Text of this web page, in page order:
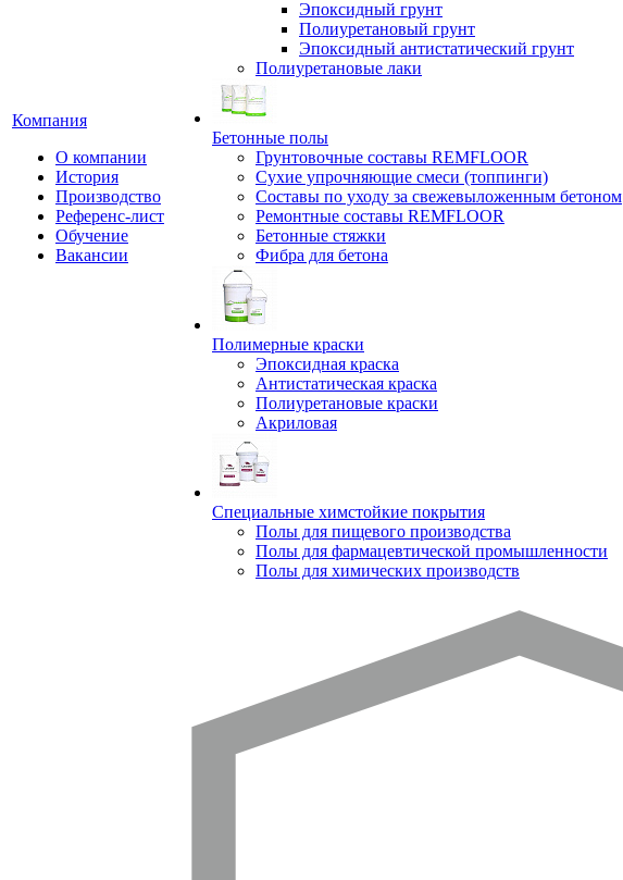
Компания
О компании
История
Производство
Референс-лист
Обучение
Вакансии
Эпоксидный грунт
Полиуретановый грунт
Эпоксидный антистатический грунт
Полиуретановые лаки
Бетонные полы
Грунтовочные составы REMFLOOR
Сухие упрочняющие смеси (топпинги)
Составы по уходу за свежевыложенным бетоном
Ремонтные составы REMFLOOR
Бетонные стяжки
Фибра для бетона
Полимерные краски
Эпоксидная краска
Антистатическая краска
Полиуретановые краски
Акриловая
Специальные химстойкие покрытия
Полы для пищевого производства
Полы для фармацевтической промышленности
Полы для химических производств